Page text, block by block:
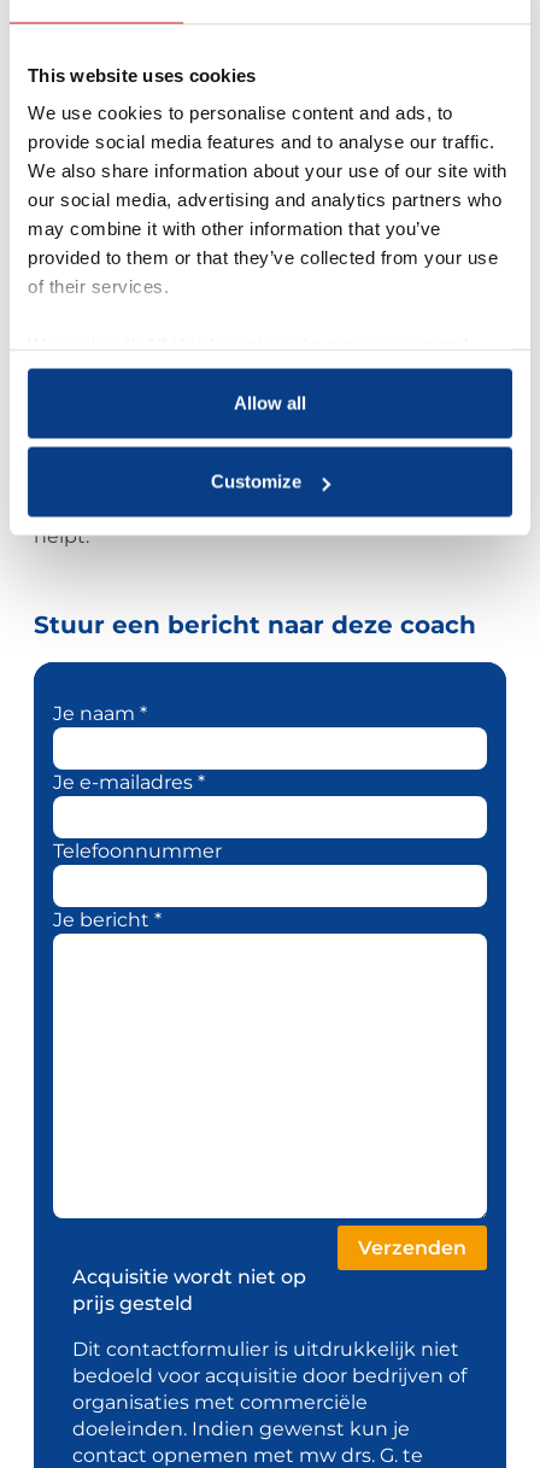
This website uses cookies
We use cookies to personalise content and ads, to
provide social media features and to analyse our traffic.
We also share information about your use of our site with
our social media, advertising and analytics partners who
may combine it with other information that you’ve
provided to them or that they’ve collected from your use
of their services.
process your information.
Allow all
Customize
direct mee aan de slag kunt.
Ondernemers omschrijven mij als betrokken,
Ik luister, denk strategisch mee en geef eerlijke
feedback. Geen standaardadvies, maar
maatwerk dat past bij jou, jouw bedrijf en jouw
ambities.
Als NOBCO-geregistreerd businesscoach
combineer ik mijn coachingsvaardigheden met
overzicht, focus en vertrouwen hebt én precies
helpt.
Stuur een bericht naar deze coach
Je naam *
Je e-mailadres *
Telefoonnummer
Je bericht *
Acquisitie wordt niet op
prijs gesteld
Dit contactformulier is uitdrukkelijk niet
bedoeld voor acquisitie door bedrijven of
organisaties met commerciële
doeleinden. Indien gewenst kun je
contact opnemen met mw drs. G. te